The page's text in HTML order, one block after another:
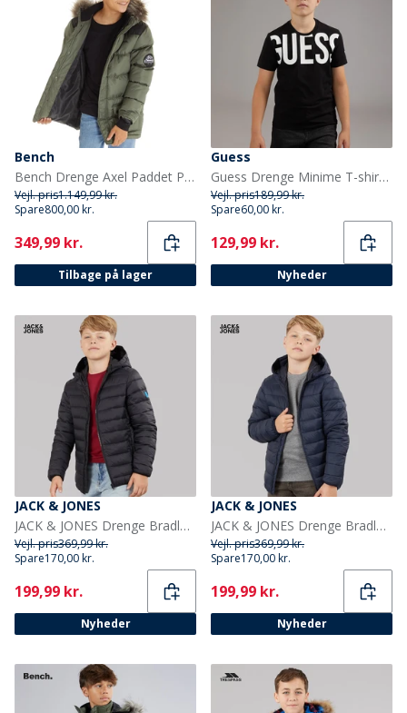
Bench
Bench Drenge Axel Paddet Parka Khaki
Vejl. pris1.149,99 kr.
Spare800,00 kr.
Current
349,99 kr.
Tilbage på lager
Guess
Guess Drenge Minime T-shirt Jet Black A996
Vejl. pris189,99 kr.
Spare60,00 kr.
Current
129,99 kr.
Nyheder
JACK & JONES
JACK & JONES Drenge Bradley Let Dunjakke Sort
Vejl. pris369,99 kr.
Spare170,00 kr.
Current
199,99 kr.
Nyheder
JACK & JONES
JACK & JONES Drenge Bradley Let Dunjakke Sky Captain
Vejl. pris369,99 kr.
Spare170,00 kr.
Current
199,99 kr.
Nyheder